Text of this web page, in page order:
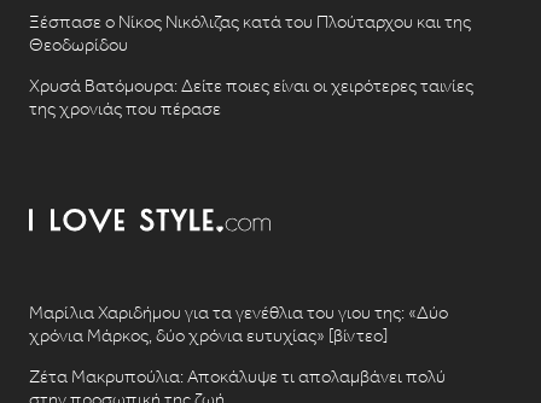
Ξέσπασε ο Νίκος Νικόλιζας κατά του Πλούταρχου και της
Θεοδωρίδου
Χρυσά Βατόμουρα: Δείτε ποιες είναι οι χειρότερες ταινίες
της χρονιάς που πέρασε
Μαρίλια Χαριδήμου για τα γενέθλια του γιου της: «Δύο
χρόνια Μάρκος, δύο χρόνια ευτυχίας» [βίντεο]
Ζέτα Μακρυπούλια: Αποκάλυψε τι απολαμβάνει πολύ